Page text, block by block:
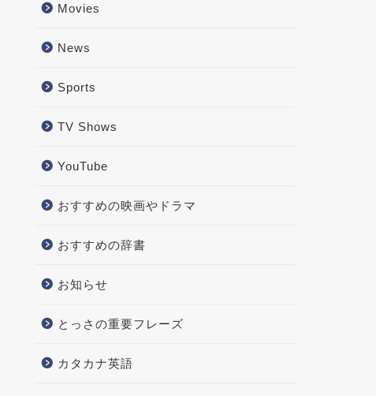
Movies
News
Sports
TV Shows
YouTube
おすすめの映画やドラマ
おすすめの辞書
お知らせ
とっさの重要フレーズ
カタカナ英語